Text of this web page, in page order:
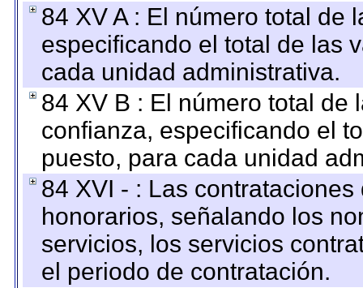
84 XV A : El número total de
especificando el total de las
cada unidad administrativa.
84 XV B : El número total de
confianza, especificando el
puesto, para cada unidad
84 XVI - : Las
honorarios, señalando los
servicios, los servicios
el periodo de contratación.